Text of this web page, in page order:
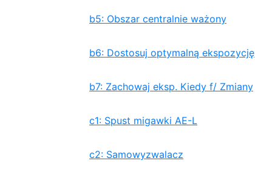
b5: Obszar centralnie ważony
b6: Dostosuj optymalną ekspozycję
b7: Zachowaj eksp. Kiedy f/ Zmiany
c1: Spust migawki AE-L
c2: Samowyzwalacz